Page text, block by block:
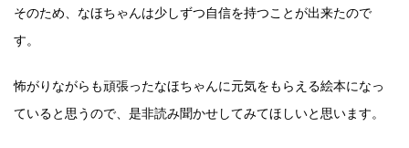
そのため、なほちゃんは少しずつ自信を持つことが出来たので
す。
怖がりながらも頑張ったなほちゃんに元気をもらえる絵本になっ
ていると思うので、是非読み聞かせしてみてほしいと思います。